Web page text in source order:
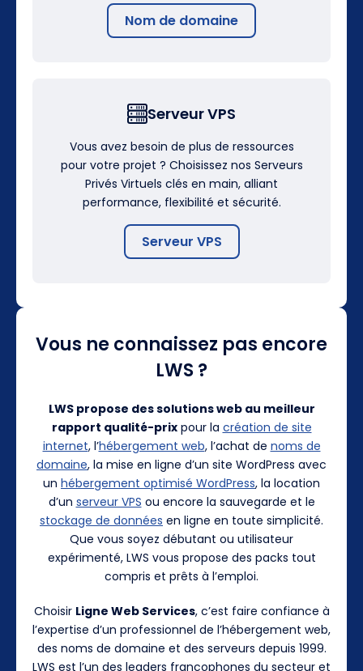
Nom de domaine
Serveur VPS
Vous avez besoin de plus de ressources
pour votre projet ? Choisissez nos Serveurs
Privés Virtuels clés en main, alliant
performance, flexibilité et sécurité.
Serveur VPS
Vous ne connaissez pas encore
LWS ?
LWS propose des solutions web au meilleur
rapport qualité-prixpour la création de site
internet, l’hébergement web, l’achat de noms de
domaine, la mise en ligne d’un site WordPress avec
un hébergement optimisé WordPress, la location
d’un serveur VPS ou encore la sauvegarde et le
stockage de données en ligne en toute simplicité.
Que vous soyez débutant ou utilisateur
expérimenté, LWS vous propose des packs tout
compris et prêts à l’emploi.
Choisir Ligne Web Services, c’est faire confiance à
l’expertise d’un professionnel de l’hébergement web,
des noms de domaine et des serveurs depuis 1999.
LWS est l’un des leaders francophones du secteur et